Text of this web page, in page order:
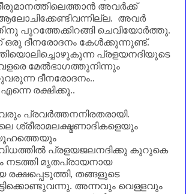
അവർക്ക്
അവർ
പുറത്തേക്കിറങ്ങി ചെവിയോർത്തു.
ഒരു ദീനരോദനം കേൾക്കുന്നുണ്ട്.
പ്രളയനദിയുടെ
മേൽഭാഗത്തുനിന്നും
ദീനരോദനം..
രക്ഷിക്കൂ..
പ്രവർത്തനനിരതരായി.
ശ്രീരാമലക്ഷ്മണാദികളെയും
പ്രളയജലനദിക്കു കുറുകെ
നടത്തി മൃതപ്രായനായ
, തങ്ങളുടെ
അന്നവും വെള്ളവും